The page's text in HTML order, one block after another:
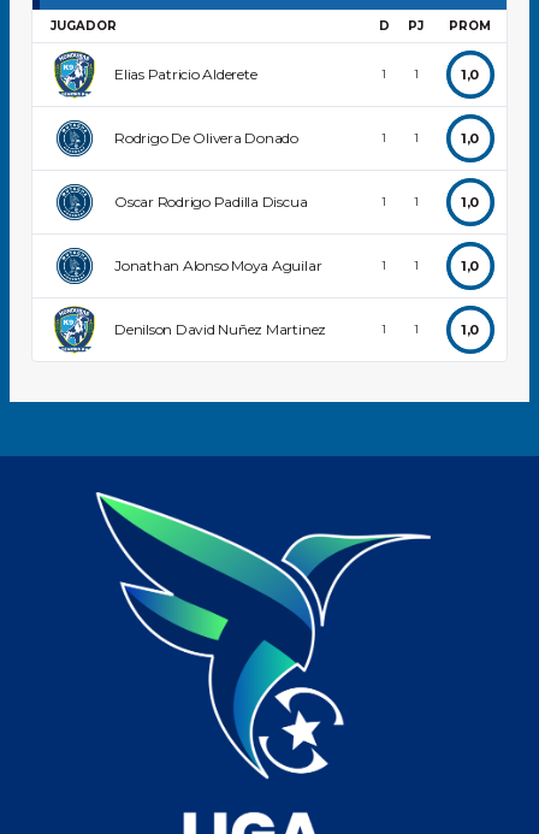
JUGADOR D PJ PROM
Elias Patricio Alderete 1 1 1,0
Rodrigo De Olivera Donado 1 1 1,0
Oscar Rodrigo Padilla Discua 1 1 1,0
Jonathan Alonso Moya Aguilar 1 1 1,0
Denilson David Nuñez Martinez 1 1 1,0